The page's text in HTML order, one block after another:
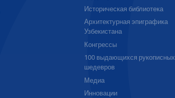
Историческая библиотека
Архитектурная эпиграфика
Узбекистана
Конгрессы
100 выдающихся рукописных
шедевров
Медиа
Инновации